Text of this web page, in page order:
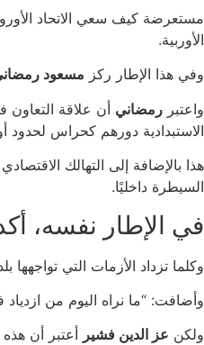
الأوربية.
وفي هذا الإطار ركز مسعود
واعتبر رمضاني أن علاقة التعاون
الاستبدادية دورهم كحراس
هذا بالإضافة إلى التهالك
السيطرة داخليًا.
في الإطار نفسه،
وكلما تزداد الأزمات التي
وأضافت: “ما نراه اليوم من
ولكن عز الدين فشير أعتبر أن